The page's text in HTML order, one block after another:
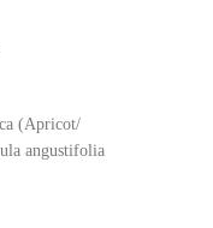
(Apricot/
angustifolia